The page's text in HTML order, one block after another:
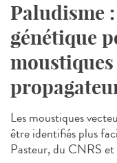
Paludisme
génétique
Les moustiques
être identifiés plus
Pasteur, du CNRS et